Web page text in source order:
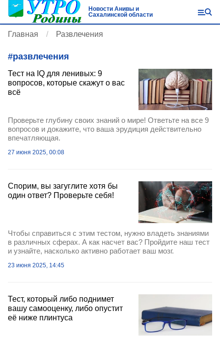
Новости Анивы и
Сахалинской области
Главная Развлечения
#развлечения
Тест на IQ для ленивых: 9
вопросов, которые скажут о вас
всё
Проверьте глубину своих знаний о мире! Ответьте на все 9
вопросов и докажите, что ваша эрудиция действительно
впечатляющая.
27 июня 2025, 00:08
Спорим, вы загуглите хотя бы
один ответ? Проверьте себя!
Чтобы справиться с этим тестом, нужно владеть знаниями
в различных сферах. А как насчет вас? Пройдите наш тест
и узнайте, насколько активно работает ваш мозг.
23 июня 2025, 14:45
Тест, который либо поднимет
вашу самооценку, либо опустит
её ниже плинтуса